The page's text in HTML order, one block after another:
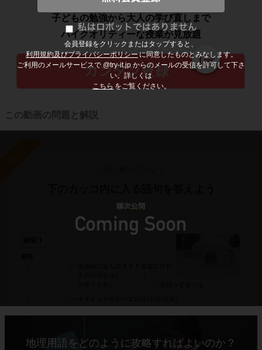
会員登録をクリックまたはタップすると、
利用規約及びプライバシーポリシーに同意したものとみなします。
ご利用のメールサービスで @try-it.jp からのメールの受信を許可して下さ
い。詳しくは
こちら をご覧ください。
子どもの勉強から大人の学び直しまで
ハイクオリティーな授業が見放題
この動画の問題と解説
地理用語をどのように攻略すればよいのか？